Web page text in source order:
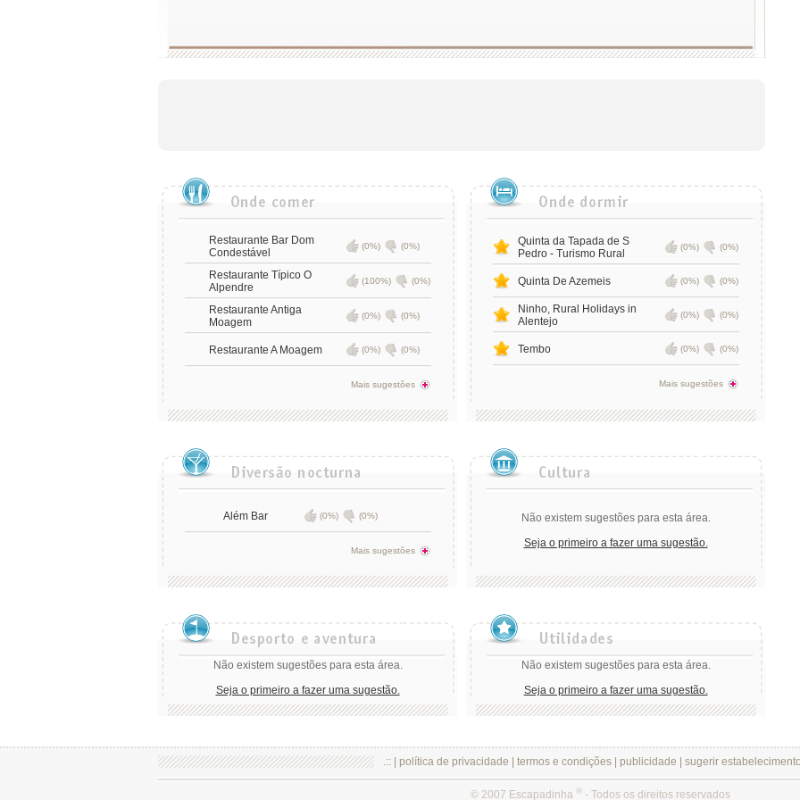
Restaurante Bar Dom
Condestável
(0%) (0%)
Restaurante Típico O
Alpendre
(100%) (0%)
Restaurante Antiga
Moagem
(0%) (0%)
Restaurante A Moagem (0%) (0%)
Mais sugestões
Quinta da Tapada de S
Pedro - Turismo Rural
(0%) (0%)
Quinta De Azemeis (0%) (0%)
Ninho, Rural Holidays in
Alentejo
(0%) (0%)
Tembo (0%) (0%)
Mais sugestões
Além Bar (0%) (0%)
Mais sugestões
Não existem sugestões para esta área.
Seja o primeiro a fazer uma sugestão.
Não existem sugestões para esta área.
Seja o primeiro a fazer uma sugestão.
Não existem sugestões para esta área.
Seja o primeiro a fazer uma sugestão.
.:: | política de privacidade termos e condições| publicidade sugerir estabelecimento
© 2007 Escapadinha ®- Todos os direitos reservados